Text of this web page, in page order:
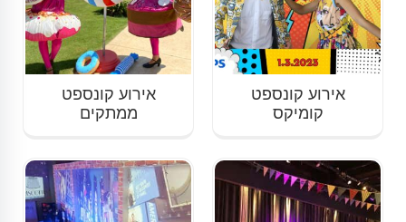
אירוע קונספט
קומיקס
אירוע קונספט
ממתקים